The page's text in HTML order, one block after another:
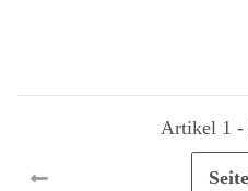
Artikel 1 -
Seite